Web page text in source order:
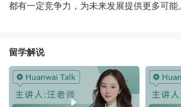
都有一定竞争力，为未来发展提供更多可能
留学解说